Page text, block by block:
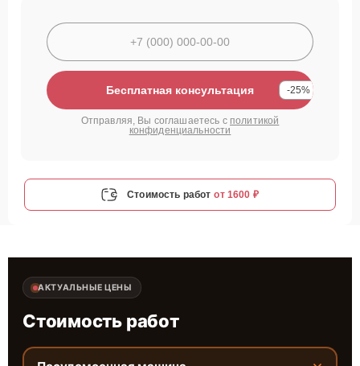
Бесплатная консультация -25%
Отправляя, Вы соглашаетесь с политикой
конфиденциальности
Стоимость работ от 1600 ₽
АКТУАЛЬНЫЕ ЦЕНЫ
Стоимость работ